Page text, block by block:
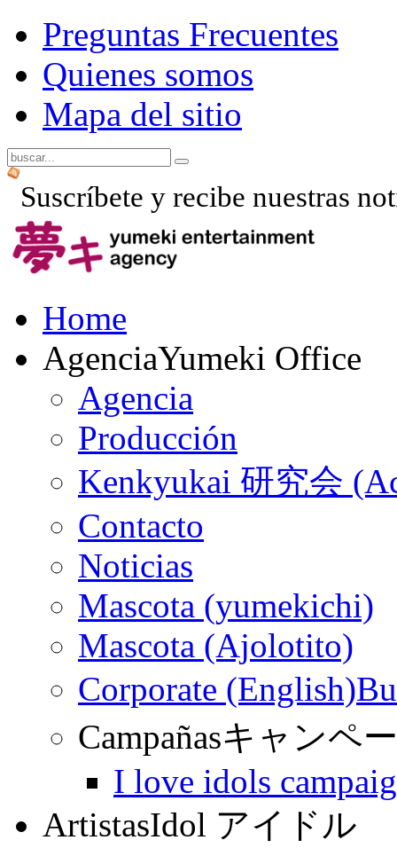
Preguntas Frecuentes
Quienes somos
Mapa del sitio
Suscríbete y recibe nuestras
Home
AgenciaYumeki Office
Agencia
Producción
Kenkyukai 研究会
Contacto
Noticias
Mascota (yumekichi)
Mascota (Ajolotito)
Corporate (English)
Campañasキャンペ
I love idols
ArtistasIdol アイドル